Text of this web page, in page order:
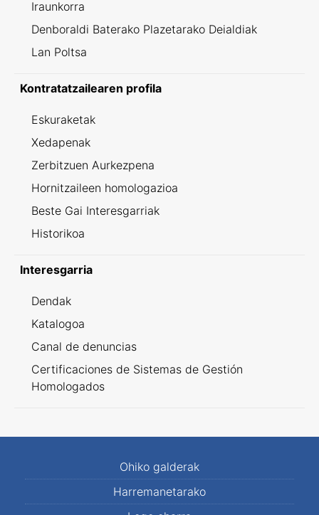
Iraunkorra
Denboraldi Baterako Plazetarako Deialdiak
Lan Poltsa
Kontratatzailearen profila
Eskuraketak
Xedapenak
Zerbitzuen Aurkezpena
Hornitzaileen homologazioa
Beste Gai Interesgarriak
Historikoa
Interesgarria
Dendak
Katalogoa
Canal de denuncias
Certificaciones de Sistemas de Gestión
Homologados
Ohiko galderak
Harremanetarako